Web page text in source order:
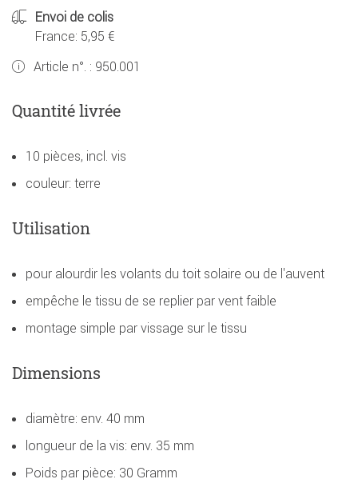
Envoi de colis
France: 5,95 €
Article n°. : 950.001
Quantité livrée
10 pièces, incl. vis
couleur: terre
Utilisation
pour alourdir les volants du toit solaire ou de l'auvent
empêche le tissu de se replier par vent faible
montage simple par vissage sur le tissu
Dimensions
diamètre: env. 40 mm
longueur de la vis: env. 35 mm
Poids par pièce: 30 Gramm